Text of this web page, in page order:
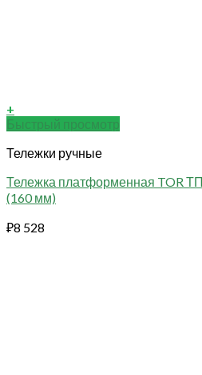
+
Быстрый просмотр
Тележки ручные
Тележка платформенная TOR
(160 мм)
₽8 528